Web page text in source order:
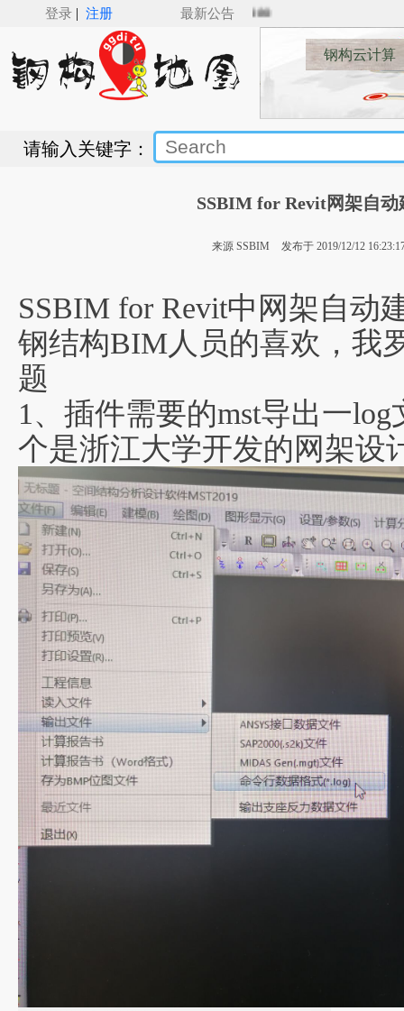
登录 | 注册 最新公告
钢构云计算
请输入关键字：
SSBIM for Revit网架自
来源 SSBIM 发布于 2019/12/12
SSBIM for Revit中网架自动
钢结构BIM人员的喜欢，我
题
1、插件需要的mst导出一
个是浙江大学开发的网架设